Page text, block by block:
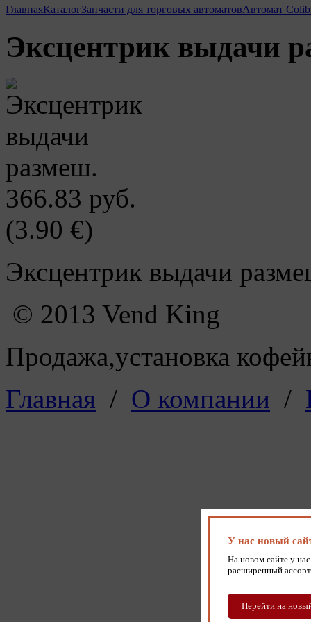
ГлавнаяКаталогЗапчасти для торговых автоматовАвтомат
Эксцентрик выдачи
366.83 руб.
(3.90 €)
Эксцентрик выдачи
© 2013 Vend King
Продажа,установка
Главная / О компании /
У нас новый
На новом сайте у
расширенный
Перейти на